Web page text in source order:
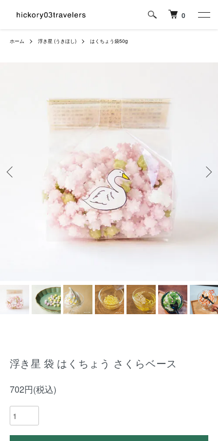
0
ホーム 浮き星 (うきほし) はくちょう袋50g
浮き星 袋 はくちょう さくらベース
702円(税込)